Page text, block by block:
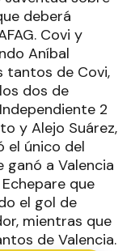
deberá
Covi y
Aníbal
tantos de Covi,
dos de
2
y Alejo Suárez,
el único del
ganó a Valencia
que
el gol de
mientras que
de Valencia.